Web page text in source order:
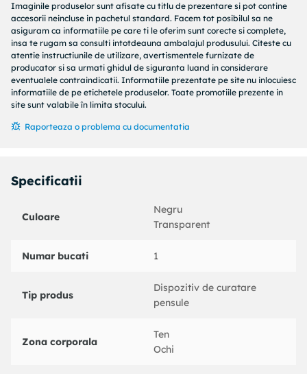
rutina de îngrijire personală. Se recomandă verificarea
modului de utilizare, a ingredientelor și a compatibilității cu
nevoile personale.
Printre caracteristicile relevante se numără culoare: Negru;
culoare: Transparent; model: YM-103902; forma: Cilindrica;
brand: Vittalist; include husa/suport: da; instructiuni de
automata sau pentru curatare manuala prin indepartarea
Pentru o alegere corectă, verifică înainte de comandă
pachetului și instrucțiunile de utilizare disponibile în
specificații. Astfel, poți confirma că produsul corespunde
Imaginile produselor sunt afisate cu titlu de prezentare si pot contine
accesorii neincluse in pachetul standard. Facem tot posibilul sa ne
asiguram ca informatiile pe care ti le oferim sunt corecte si complete,
insa te rugam sa consulti intotdeauna ambalajul produsului. Citeste cu
atentie instructiunile de utilizare, avertismentele furnizate de
producator si sa urmati ghidul de siguranta luand in considerare
eventualele contraindicatii. Informatiile prezentate pe site nu inlocuiesc
informatiile de pe etichetele produselor. Toate promotiile prezente in
site sunt valabile în limita stocului.
Raporteaza o problema cu documentatia
Specificatii
Culoare
Negru
Transparent
Numar bucati 1
Tip produs
Dispozitiv de curatare
pensule
Zona corporala
Ten
Ochi